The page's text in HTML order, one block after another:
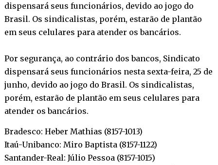
dispensará seus funcionários, devido ao jogo do
Brasil. Os sindicalistas, porém, estarão de plantão
em seus celulares para atender os bancários.
Por segurança, ao contrário dos bancos, Sindicato
dispensará seus funcionários nesta sexta-feira, 25 de
junho, devido ao jogo do Brasil. Os sindicalistas,
porém, estarão de plantão em seus celulares para
atender os bancários.
Bradesco: Heber Mathias (8157-1013)
Itaú-Unibanco: Miro Baptista (8157-1122)
Santander-Real: Júlio Pessoa (8157-1015)